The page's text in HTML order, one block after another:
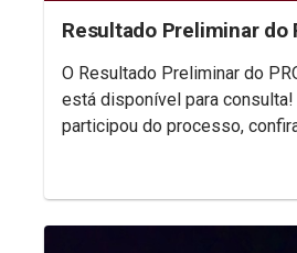
Resultado Preliminar do
O Resultado Preliminar do
está disponível para
participou do processo,